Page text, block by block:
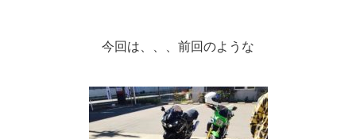
今回は、、、前回のような